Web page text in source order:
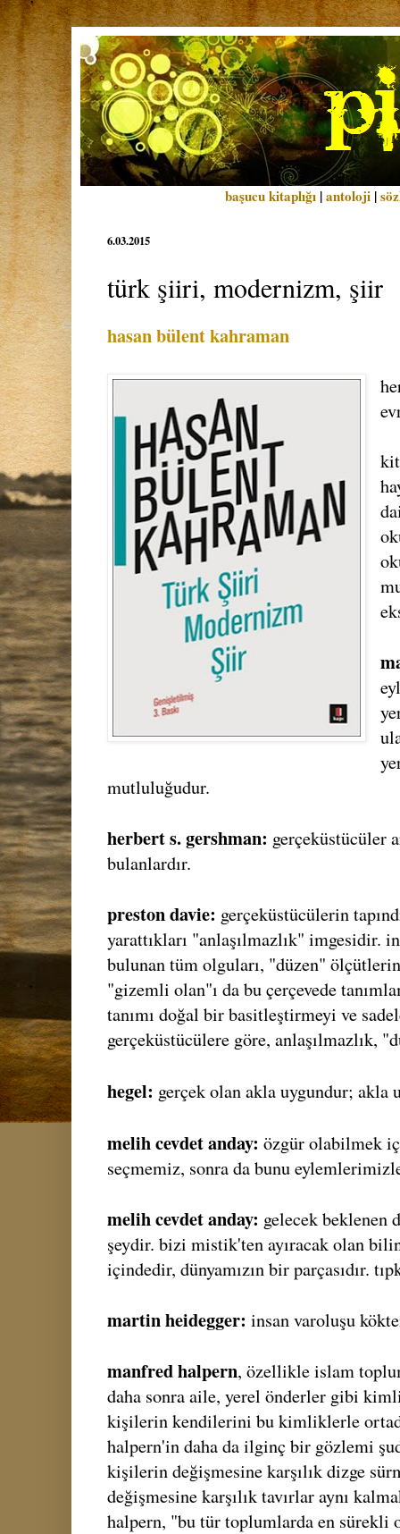
başucu kitaplığı |antoloji |
6.03.2015
türk şiiri, modernizm, şiir
hasan bülent kahraman
mutluluğudur.
herbert s. gershman: gerçeküstücüler
bulanlardır.
preston davie: gerçeküstücülerin
yarattıkları "anlaşılmazlık" imgesidir.
bulunan tüm olguları, "düzen"
"gizemli olan"ı da bu çerçevede
tanımı doğal bir basitleştirmeyi ve
gerçeküstücülere göre, anlaşılmazlık,
hegel: gerçek olan akla uygundur; akla
melih cevdet anday: özgür olabilmek
seçmemiz, sonra da bunu
melih cevdet anday: gelecek beklenen
şeydir. bizi mistik'ten ayıracak olan
içindedir, dünyamızın bir parçasıdır.
martin heidegger: insan varoluşu
manfred halpern, özellikle islam
daha sonra aile, yerel önderler gibi
kişilerin kendilerini bu kimliklerle
halpern'in daha da ilginç bir gözlemi
kişilerin değişmesine karşılık dizge
değişmesine karşılık tavırlar aynı
halpern, "bu tür toplumlarda en sürekli